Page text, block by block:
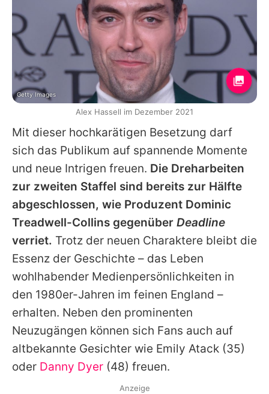
Mit dieser hochkarätigen Besetzung darf
sich das Publikum auf spannende Momente
und neue Intrigen freuen. Die Dreharbeiten
zur zweiten Staffel sind bereits zur Hälfte
abgeschlossen, wie Produzent Dominic
Treadwell-Collins gegenüber Deadline
verriet. Trotz der neuen Charaktere bleibt die
Essenz der Geschichte – das Leben
wohlhabender Medienpersönlichkeiten in
den 1980er-Jahren im feinen England –
erhalten. Neben den prominenten
Neuzugängen können sich Fans auch auf
altbekannte Gesichter wie Emily Atack (35)
oder Danny Dyer (48) freuen.
Getty Images
Alex Hassell im Dezember 2021
Anzeige